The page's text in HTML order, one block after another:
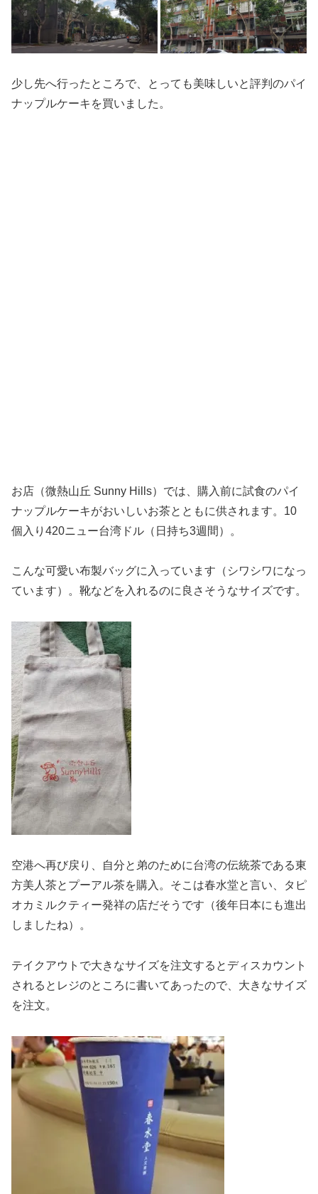
少し先へ行ったところで、とっても美味しいと評判のパイ
ナップルケーキを買いました。
お店（微熱山丘 Sunny Hills）では、購入前に試食のパイ
ナップルケーキがおいしいお茶とともに供されます。10
個入り420ニュー台湾ドル（日持ち3週間）。
こんな可愛い布製バッグに入っています（シワシワになっ
ています）。靴などを入れるのに良さそうなサイズです。
空港へ再び戻り、自分と弟のために台湾の伝統茶である東
方美人茶とプーアル茶を購入。そこは春水堂と言い、タピ
オカミルクティー発祥の店だそうです（後年日本にも進出
しましたね）。
テイクアウトで大きなサイズを注文するとディスカウント
されるとレジのところに書いてあったので、大きなサイズ
を注文。